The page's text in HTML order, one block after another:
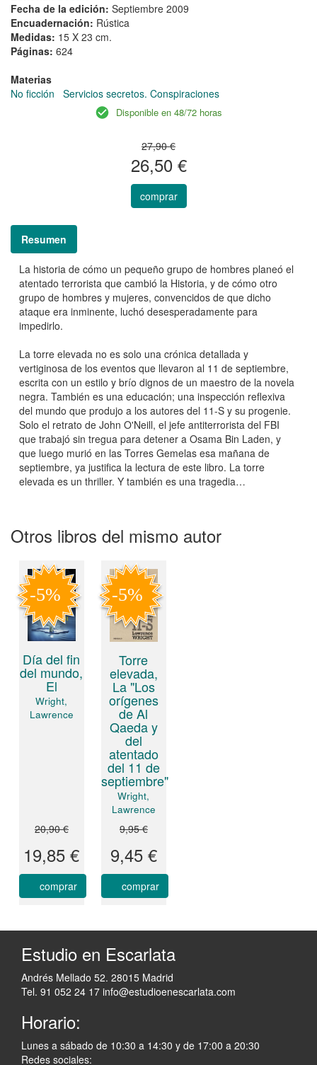
Fecha de la edición: Septiembre 2009
Encuadernación: Rústica
Medidas: 15 X 23 cm.
Páginas: 624
Materias
No ficción
Servicios secretos. Conspiraciones
Disponible en 48/72 horas
27,90 €
26,50 €
comprar
Resumen
La historia de cómo un pequeño grupo de hombres planeó el
atentado terrorista que cambió la Historia, y de cómo otro
grupo de hombres y mujeres, convencidos de que dicho
ataque era inminente, luchó desesperadamente para
impedirlo.
La torre elevada no es solo una crónica detallada y
vertiginosa de los eventos que llevaron al 11 de septiembre,
escrita con un estilo y brío dignos de un maestro de la novela
negra. También es una educación; una inspección reflexiva
del mundo que produjo a los autores del 11-S y su progenie.
Solo el retrato de John O'Neill, el jefe antiterrorista del FBI
que trabajó sin tregua para detener a Osama Bin Laden, y
que luego murió en las Torres Gemelas esa mañana de
septiembre, ya justifica la lectura de este libro. La torre
elevada es un thriller. Y también es una tragedia…
Otros libros del mismo autor
Día del fin
del mundo,
El
Wright,
Lawrence
20,90 €
19,85 €
comprar
Torre
elevada,
La "Los
orígenes
de Al
Qaeda y
del
atentado
del 11 de
septiembre"
Wright,
Lawrence
9,95 €
9,45 €
comprar
Estudio en Escarlata
Andrés Mellado 52. 28015 Madrid
Tel. 91 052 24 17 info@estudioenescarlata.com
Horario:
Lunes a sábado de 10:30 a 14:30 y de 17:00 a 20:30
Redes sociales: